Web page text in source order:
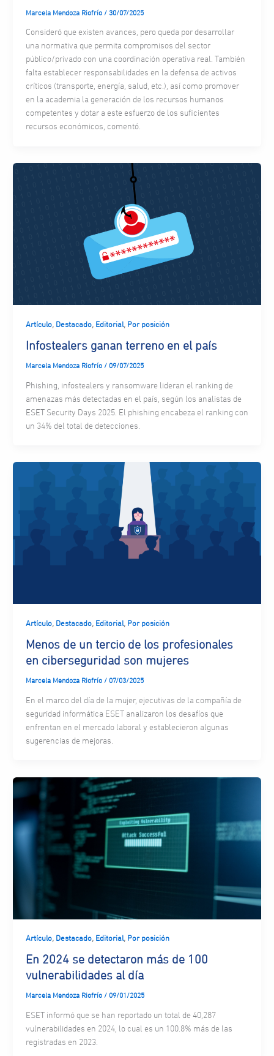
Marcela Mendoza Riofrío / 30/07/2025
Consideró que existen avances, pero queda por desarrollar
una normativa que permita compromisos del sector
público/privado con una coordinación operativa real. También
falta establecer responsabilidades en la defensa de activos
críticos (transporte, energía, salud, etc.), así como promover
en la academia la generación de los recursos humanos
competentes y dotar a este esfuerzo de los suficientes
recursos económicos, comentó.
Artículo, Destacado, Editorial, Por posición
Infostealers ganan terreno en el país
Marcela Mendoza Riofrío / 09/07/2025
Phishing, infostealers y ransomware lideran el ranking de
amenazas más detectadas en el país, según los analistas de
ESET Security Days 2025. El phishing encabeza el ranking con
un 34% del total de detecciones.
Artículo, Destacado, Editorial, Por posición
Menos de un tercio de los profesionales
en ciberseguridad son mujeres
Marcela Mendoza Riofrío / 07/03/2025
En el marco del día de la mujer, ejecutivas de la compañía de
seguridad informática ESET analizaron los desafíos que
enfrentan en el mercado laboral y establecieron algunas
sugerencias de mejoras.
Artículo, Destacado, Editorial, Por posición
En 2024 se detectaron más de 100
vulnerabilidades al día
Marcela Mendoza Riofrío / 09/01/2025
ESET informó que se han reportado un total de 40,287
vulnerabilidades en 2024, lo cual es un 100.8% más de las
registradas en 2023.